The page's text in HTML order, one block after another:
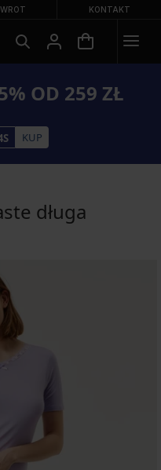
KONTAKT
OD 259 ZŁ
S KUP
długa